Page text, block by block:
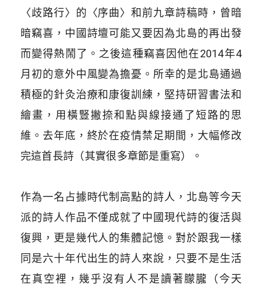
〈歧路行〉的〈序曲〉和前九章詩稿時，曾暗
暗竊喜，中國詩壇可能又要因為北島的再出發
而變得熱鬧了。之後這種竊喜因他在2014年4
月初的意外中風變為擔憂。所幸的是北島通過
積極的針灸治療和康復訓練，堅持研習書法和
繪畫，用橫豎撇捺和點與線接通了短路的思
維。去年底，終於在疫情禁足期間，大幅修改
完這首長詩（其實很多章節是重寫）。
作為一名占據時代制高點的詩人，北島等今天
派的詩人作品不僅成就了中國現代詩的復活與
復興，更是幾代人的集體記憶。對於跟我一樣
同是六十年代出生的詩人來說，只要不是生活
在真空裡，幾乎沒有人不是讀著朦朧（今天